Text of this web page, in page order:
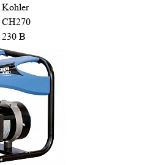
Kohler
CH270
230 В